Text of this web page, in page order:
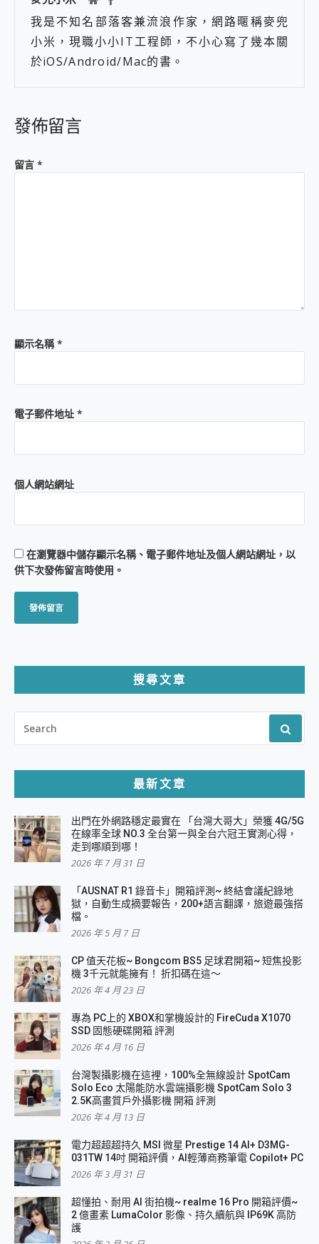
我是不知名部落客兼流浪作家，網路暱稱麥兜
小米，現職小小IT工程師，不小心寫了幾本關
於iOS/Android/Mac的書。
發佈留言
留言 *
顯示名稱*
電子郵件地址 *
個人網站網址
在瀏覽器中儲存顯示名稱、電子郵件地址及個人網站網址，以
供下次發佈留言時使用。
搜尋文章
FOR:
最新文章
出門在外網路穩定最實在 「台灣大哥大」榮獲 4G/5G
在線率全球 NO.3 全台第一與全台六冠王實測心得，
走到哪順到哪！
2026 年 7 月 31 日
「AUSNAT R1 錄音卡」開箱評測~ 終結會議紀錄地
獄，自動生成摘要報告，200+語言翻譯，旅遊最強搭
檔。
2026 年 5 月 7 日
CP 值天花板~ Bongcom BS5 足球君開箱~ 短焦投影
機 3千元就能擁有！ 折扣碼在這～
2026 年 4 月 23 日
專為 PC上的 XBOX和掌機設計的 FireCuda X1070
SSD 固態硬碟開箱 評測
2026 年 4 月 16 日
台灣製攝影機在這裡，100%全無線設計 SpotCam
Solo Eco 太陽能防水雲端攝影機 SpotCam Solo 3
2.5K高畫質戶外攝影機 開箱 評測
2026 年 4 月 13 日
電力超超超持久 MSI 微星 Prestige 14 AI+ D3MG-
031TW 14吋 開箱評價，AI輕薄商務筆電 Copilot+ PC
2026 年 3 月 31 日
超懂拍、耐用 AI 街拍機~ realme 16 Pro 開箱評價~
2 億畫素 LumaColor 影像、持久續航與 IP69K 高防
護